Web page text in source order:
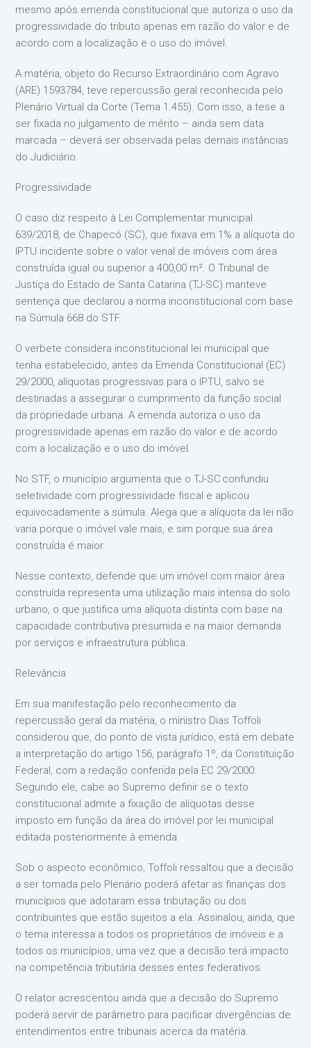
mesmo após emenda constitucional que autoriza o uso da
progressividade do tributo apenas em razão do valor e de
acordo com a localização e o uso do imóvel.
A matéria, objeto do Recurso Extraordinário com Agravo
(ARE) 1593784, teve repercussão geral reconhecida pelo
Plenário Virtual da Corte (Tema 1.455). Com isso, a tese a
ser fixada no julgamento de mérito – ainda sem data
marcada – deverá ser observada pelas demais instâncias
do Judiciário.
Progressividade
O caso diz respeito à Lei Complementar municipal
639/2018, de Chapecó (SC), que fixava em 1% a alíquota do
IPTU incidente sobre o valor venal de imóveis com área
construída igual ou superior a 400,00 m². O Tribunal de
Justiça do Estado de Santa Catarina (TJ-SC) manteve
sentença que declarou a norma inconstitucional com base
na Súmula 668 do STF.
O verbete considera inconstitucional lei municipal que
tenha estabelecido, antes da Emenda Constitucional (EC)
29/2000, alíquotas progressivas para o IPTU, salvo se
destinadas a assegurar o cumprimento da função social
da propriedade urbana. A emenda autoriza o uso da
progressividade apenas em razão do valor e de acordo
com a localização e o uso do imóvel.
No STF, o município argumenta que o TJ-SC confundiu
seletividade com progressividade fiscal e aplicou
equivocadamente a súmula. Alega que a alíquota da lei não
varia porque o imóvel vale mais, e sim porque sua área
construída é maior.
Nesse contexto, defende que um imóvel com maior área
construída representa uma utilização mais intensa do solo
urbano, o que justifica uma alíquota distinta com base na
capacidade contributiva presumida e na maior demanda
por serviços e infraestrutura pública.
Relevância
Em sua manifestação pelo reconhecimento da
repercussão geral da matéria, o ministro Dias Toffoli
considerou que, do ponto de vista jurídico, está em debate
a interpretação do artigo 156, parágrafo 1º, da Constituição
Federal, com a redação conferida pela EC 29/2000.
Segundo ele, cabe ao Supremo definir se o texto
constitucional admite a fixação de alíquotas desse
imposto em função da área do imóvel por lei municipal
editada posteriormente à emenda.
Sob o aspecto econômico, Toffoli ressaltou que a decisão
a ser tomada pelo Plenário poderá afetar as finanças dos
municípios que adotaram essa tributação ou dos
contribuintes que estão sujeitos a ela. Assinalou, ainda, que
o tema interessa a todos os proprietários de imóveis e a
todos os municípios, uma vez que a decisão terá impacto
na competência tributária desses entes federativos.
O relator acrescentou ainda que a decisão do Supremo
poderá servir de parâmetro para pacificar divergências de
entendimentos entre tribunais acerca da matéria.